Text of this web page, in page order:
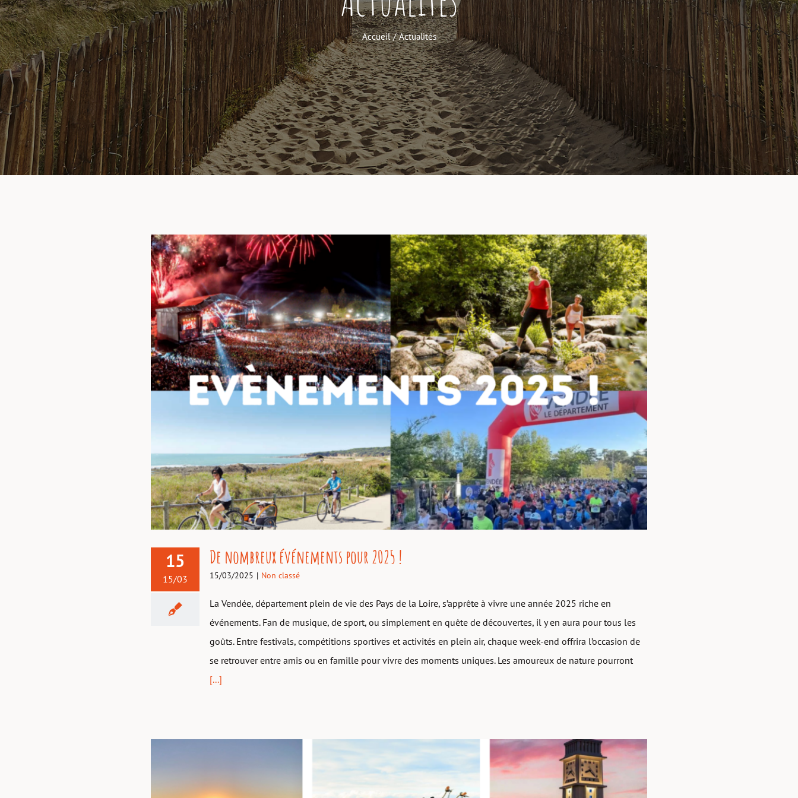
Accueil Actualités
De nombreux événements pour 2025 !
15
15/03
De nombreux événements pour 2025 !
15/03/2025 | Non classé
La Vendée, département plein de vie des Pays de la Loire, s’apprête à vivre une année 2025 riche en
événements. Fan de musique, de sport, ou simplement en quête de découvertes, il y en aura pour tous les
goûts. Entre festivals, compétitions sportives et activités en plein air, chaque week-end offrira l’occasion de
se retrouver entre amis ou en famille pour vivre des moments uniques. Les amoureux de nature pourront
[...]